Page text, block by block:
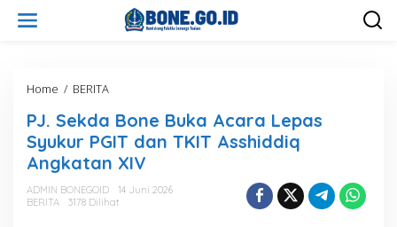
Home / BERITA
S
e
k
a
PJ. Sekda Bone Buka Acara Lepas
Syukur PGIT dan TKIT Asshiddiq
Angkatan XIV
ADMIN BONEGOID
14 Juni 2026
BERITA
3178 Dilihat